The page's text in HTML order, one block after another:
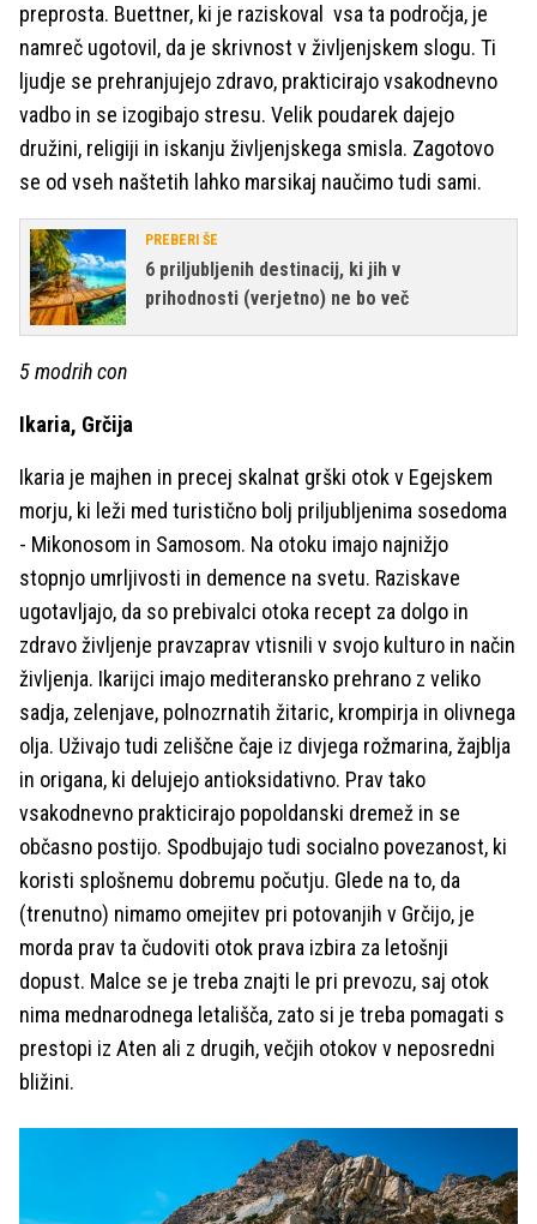
preprosta. Buettner, ki je raziskoval vsa ta področja, je
namreč ugotovil, da je skrivnost v življenjskem slogu. Ti
ljudje se prehranjujejo zdravo, prakticirajo vsakodnevno
vadbo in se izogibajo stresu. Velik poudarek dajejo
družini, religiji in iskanju življenjskega smisla. Zagotovo
se od vseh naštetih lahko marsikaj naučimo tudi sami.
PREBERI ŠE
6 priljubljenih destinacij, ki jih v
prihodnosti (verjetno) ne bo več
5 modrih con
Ikaria, Grčija
Ikaria je majhen in precej skalnat grški otok v Egejskem
morju, ki leži med turistično bolj priljubljenima sosedoma
- Mikonosom in Samosom. Na otoku imajo najnižjo
stopnjo umrljivosti in demence na svetu. Raziskave
ugotavljajo, da so prebivalci otoka recept za dolgo in
zdravo življenje pravzaprav vtisnili v svojo kulturo in način
življenja. Ikarijci imajo mediteransko prehrano z veliko
sadja, zelenjave, polnozrnatih žitaric, krompirja in olivnega
olja. Uživajo tudi zeliščne čaje iz divjega rožmarina, žajblja
in origana, ki delujejo antioksidativno. Prav tako
vsakodnevno prakticirajo popoldanski dremež in se
občasno postijo. Spodbujajo tudi socialno povezanost, ki
koristi splošnemu dobremu počutju. Glede na to, da
(trenutno) nimamo omejitev pri potovanjih v Grčijo, je
morda prav ta čudoviti otok prava izbira za letošnji
dopust. Malce se je treba znajti le pri prevozu, saj otok
nima mednarodnega letališča, zato si je treba pomagati s
prestopi iz Aten ali z drugih, večjih otokov v neposredni
bližini.